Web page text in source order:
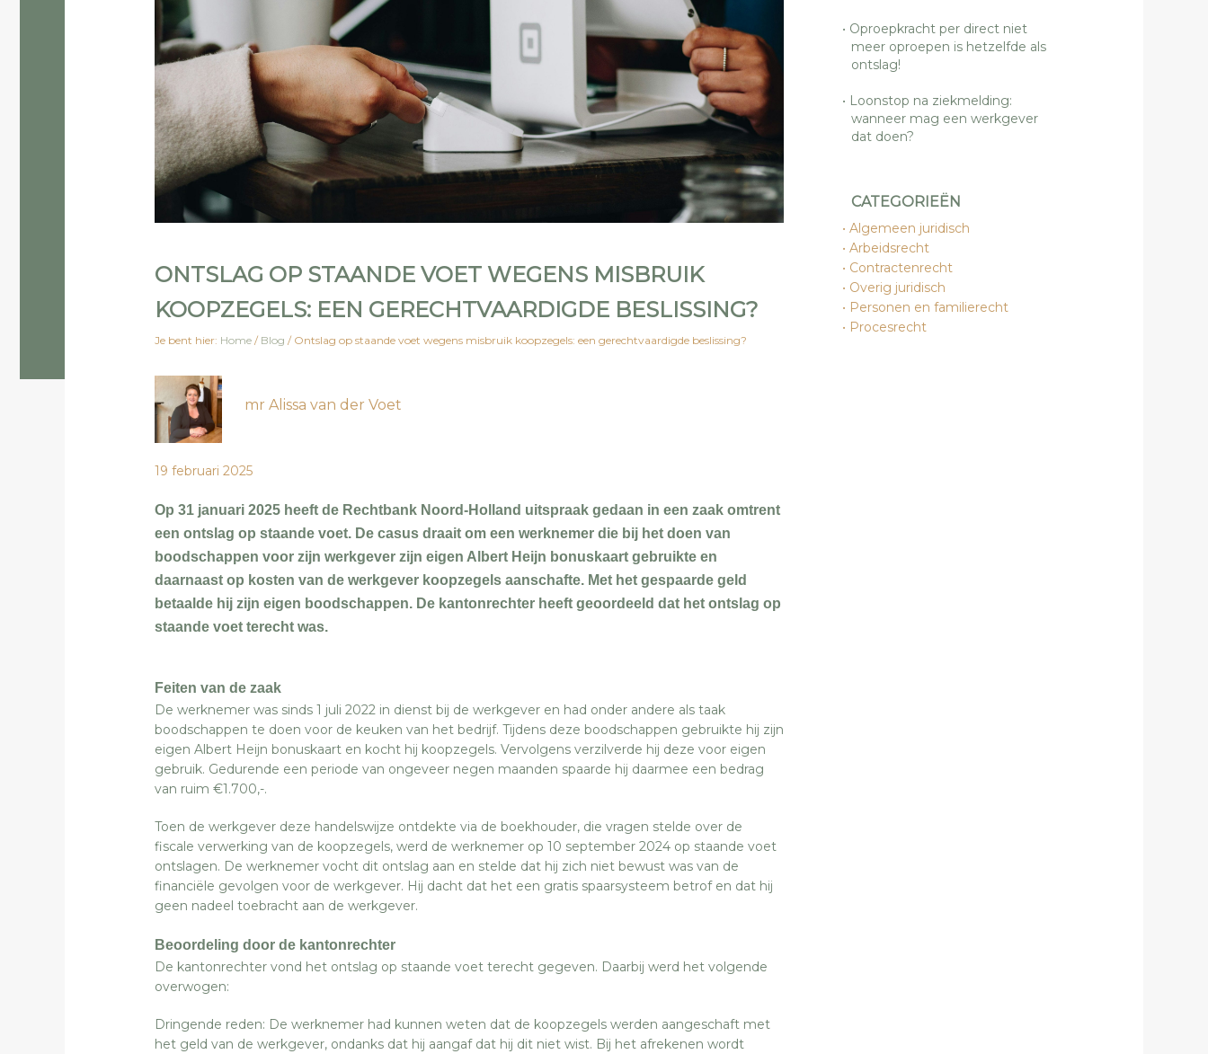
ONTSLAG OP STAANDE VOET WEGENS MISBRUIK
KOOPZEGELS: EEN GERECHTVAARDIGDE BESLISSING?
Je bent hier: Home / Blog /Ontslag op staande voet wegens misbruik koopzegels: een gerechtvaardigde beslissing?
mr Alissa van der Voet
19 februari 2025
Op 31 januari 2025 heeft de Rechtbank Noord-Holland uitspraak gedaan in een zaak omtrent
een ontslag op staande voet. De casus draait om een werknemer die bij het doen van
boodschappen voor zijn werkgever zijn eigen Albert Heijn bonuskaart gebruikte en
daarnaast op kosten van de werkgever koopzegels aanschafte. Met het gespaarde geld
betaalde hij zijn eigen boodschappen. De kantonrechter heeft geoordeeld dat het ontslag op
staande voet terecht was.
Feiten van de zaak
De werknemer was sinds 1 juli 2022 in dienst bij de werkgever en had onder andere als taak
boodschappen te doen voor de keuken van het bedrijf. Tijdens deze boodschappen gebruikte hij zijn
eigen Albert Heijn bonuskaart en kocht hij koopzegels. Vervolgens verzilverde hij deze voor eigen
gebruik. Gedurende een periode van ongeveer negen maanden spaarde hij daarmee een bedrag
van ruim €1.700,-.
Toen de werkgever deze handelswijze ontdekte via de boekhouder, die vragen stelde over de
fiscale verwerking van de koopzegels, werd de werknemer op 10 september 2024 op staande voet
ontslagen. De werknemer vocht dit ontslag aan en stelde dat hij zich niet bewust was van de
financiële gevolgen voor de werkgever. Hij dacht dat het een gratis spaarsysteem betrof en dat hij
geen nadeel toebracht aan de werkgever.
Beoordeling door de kantonrechter
De kantonrechter vond het ontslag op staande voet terecht gegeven. Daarbij werd het volgende
overwogen:
Dringende reden: De werknemer had kunnen weten dat de koopzegels werden aangeschaft met
het geld van de werkgever, ondanks dat hij aangaf dat hij dit niet wist. Bij het afrekenen wordt
Oproepkracht per direct niet
meer oproepen is hetzelfde als
ontslag!
Loonstop na ziekmelding:
wanneer mag een werkgever
dat doen?
CATEGORIEËN
Algemeen juridisch
Arbeidsrecht
Contractenrecht
Overig juridisch
Personen en familierecht
Procesrecht